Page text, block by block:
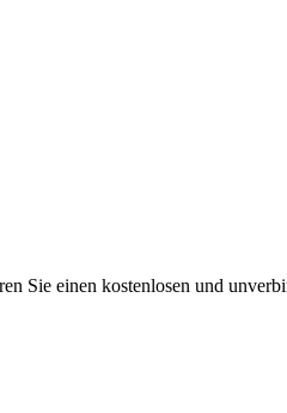
Sie einen kostenlosen und